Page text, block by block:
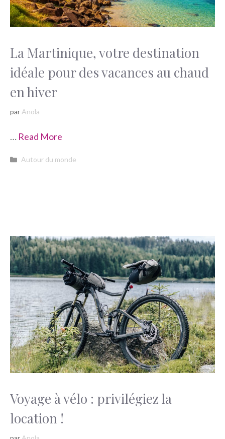
La Martinique, votre destination
idéale pour des vacances au chaud
en hiver
par Anola
… Read More
Catégories
Autour du monde
Voyage à vélo : privilégiez la
location !